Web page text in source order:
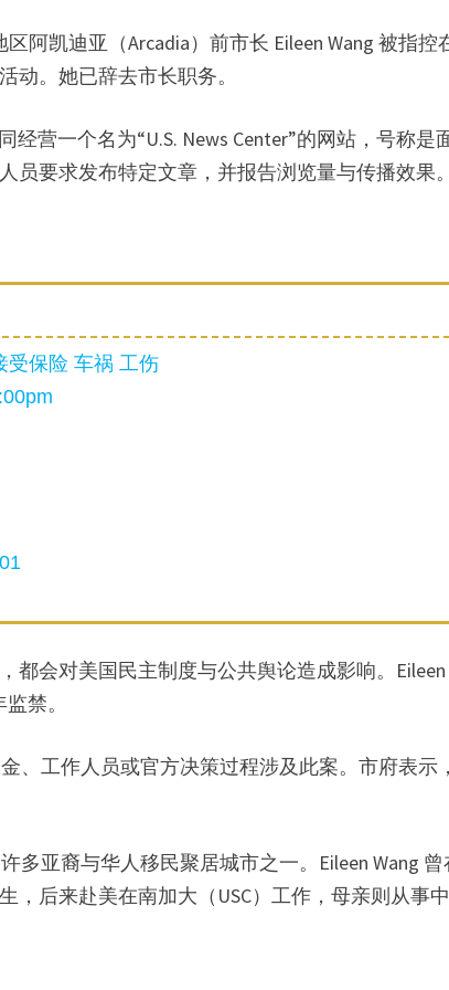
阿凯迪亚（Arcadia）前市长 Eileen Wang 被指控
动。她已辞去市长职务。
经营一个名为“U.S. News Center”的网站，号称是
要求发布特定文章，并报告浏览量与传播效果。
受保险 车祸 工伤
都会对美国民主制度与公共舆论造成影响。Eileen
禁。
、工作人员或官方决策过程涉及此案。市府表示
多亚裔与华人移民聚居城市之一。Eileen Wang
，后来赴美在南加大（USC）工作，母亲则从事